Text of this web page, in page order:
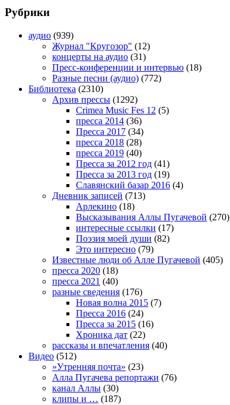
Рубрики
аудио (939)
Журнал "Кругозор" (12)
концерты на аудио (31)
Пресс-конференции и интервью (18)
Разные песни (аудио) (772)
Библиотека (2310)
Архив прессы (1292)
Crimea Music Fes 12 (5)
пресса 2014 (36)
Пресса 2017 (34)
пресса 2018 (28)
пресса 2019 (40)
Пресса за 2012 год (41)
Пресса за 2013 год (19)
Славянский базар 2016 (4)
Дневник записей (713)
Арлекино (18)
Высказывания Аллы Пугачевой (270)
интересные ссылки (17)
Поэзия моей души (82)
Это интересно (79)
Известные люди об Алле Пугачевой (405)
пресса 2020 (18)
пресса 2021 (40)
разные сведения (176)
Новая волна 2015 (7)
Пресса 2016 (24)
Пресса за 2015 (16)
Хроника дат (22)
рассказы и впечатления (40)
Видео (512)
»Утренняя почта» (23)
Алла Пугачева репортажи (76)
канал Аллы (30)
клипы и … (187)